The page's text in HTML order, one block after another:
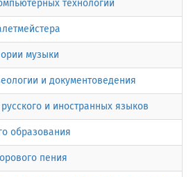
технологий
музыки
и документоведения
и иностранных языков
образования
пения